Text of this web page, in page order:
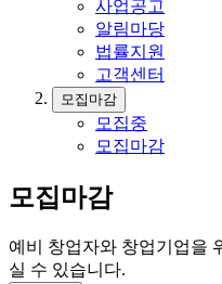
사업공고
알림마당
법률지원
고객센터
모집마감
모집중
모집마감
모집마감
예비 창업자와 창업기업을
실 수 있습니다.